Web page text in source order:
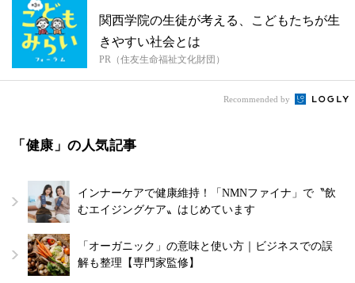
関西学院の生徒が考える、こどもたちが生
きやすい社会とは
PR（住友生命福祉文化財団）
Recommended by
「健康」の人気記事
インナーケアで健康維持！「NMNファイナ」で〝飲
むエイジングケア〟はじめています
「オーガニック」の意味と使い方｜ビジネスでの誤
解も整理【専門家監修】